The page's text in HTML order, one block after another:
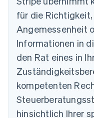
für die
Angemessenheit
Informationen in
den Rat eines in
kompetenten
hinsichtlich Ihrer
Bulgarien
English
Dänemark
English
DeutschEnglish
Estland
English
Festlandchina
简体中文English
Finnland